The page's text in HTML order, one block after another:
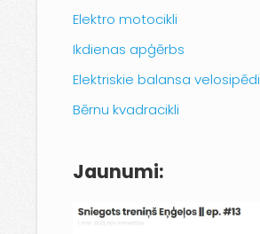
Elektro motocikli
Ikdienas apģērbs
Elektriskie balansa velosipēdi
Bērnu kvadracikli
Jaunumi: